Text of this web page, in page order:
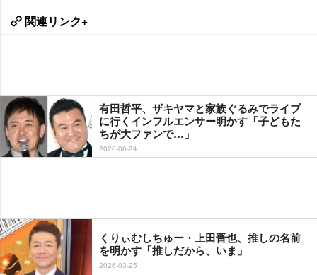
関連リンク+
有田哲平、ザキヤマと家族ぐるみでライブ
に行くインフルエンサー明かす「子どもた
ちが大ファンで…」
2026-06-24
くりぃむしちゅー・上田晋也、推しの名前
を明かす「推しだから、いま」
2026-03-25